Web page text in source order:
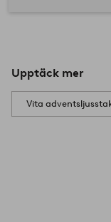
Upptäck mer
Vita